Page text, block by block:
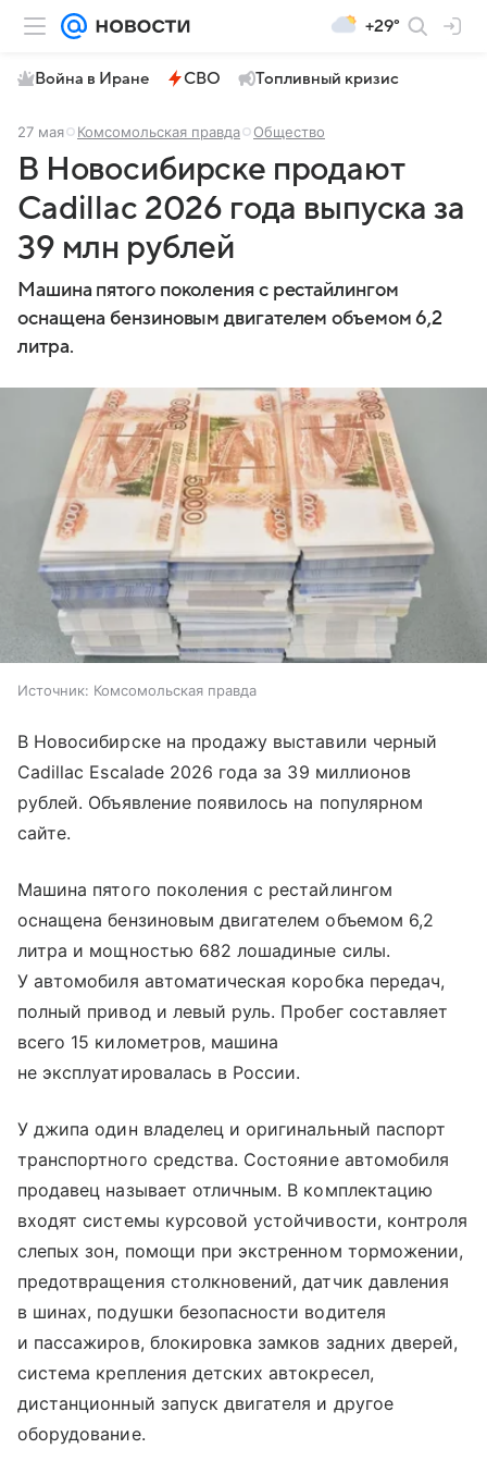
+29°
Война в Иране СВО Топливный кризис
27 мая Комсомольская правда Общество
В Новосибирске продают
Cadillac 2026 года выпуска за
39 млн рублей
Машина пятого поколения с рестайлингом
оснащена бензиновым двигателем объемом 6,2
литра.
Источник: Комсомольская правда
В Новосибирске на продажу выставили черный
Cadillac Escalade 2026 года за 39 миллионов
рублей. Объявление появилось на популярном
сайте.
Машина пятого поколения с рестайлингом
оснащена бензиновым двигателем объемом 6,2
литра и мощностью 682 лошадиные силы.
У автомобиля автоматическая коробка передач,
полный привод и левый руль. Пробег составляет
всего 15 километров, машина
не эксплуатировалась в России.
У джипа один владелец и оригинальный паспорт
транспортного средства. Состояние автомобиля
продавец называет отличным. В комплектацию
входят системы курсовой устойчивости, контроля
слепых зон, помощи при экстренном торможении,
предотвращения столкновений, датчик давления
в шинах, подушки безопасности водителя
и пассажиров, блокировка замков задних дверей,
система крепления детских автокресел,
дистанционный запуск двигателя и другое
оборудование.